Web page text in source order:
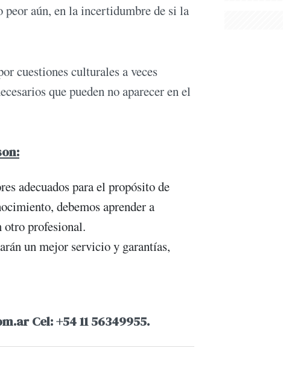
peor aún, en la incertidumbre de si la
cuestiones culturales a veces
que pueden no aparecer en el
adecuados para el propósito de
debemos aprender a
otro profesional.
un mejor servicio y garantías,
Cel: +54 11 56349955.